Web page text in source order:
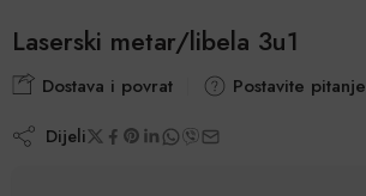
Laserski metar/libela 3u1
Dostava i povrat Postavite pitanje
Dijeli